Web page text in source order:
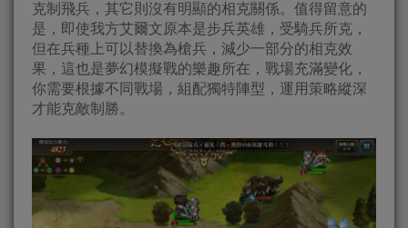
克制飛兵，其它則沒有明顯的相克關係。值得留意的
是，即使我方艾爾文原本是步兵英雄，受騎兵所克，
但在兵種上可以替換為槍兵，減少一部分的相克效
果，這也是夢幻模擬戰的樂趣所在，戰場充滿變化，
你需要根據不同戰場，組配獨特陣型，運用策略縱深
才能克敵制勝。